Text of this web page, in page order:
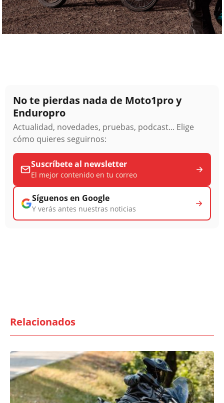
No te pierdas nada de Moto1pro y
Enduropro
Actualidad, novedades, pruebas, podcast... Elige
cómo quieres seguirnos:
Suscríbete al newsletter
El mejor contenido en tu correo
Síguenos en Google
Y verás antes nuestras noticias
Relacionados